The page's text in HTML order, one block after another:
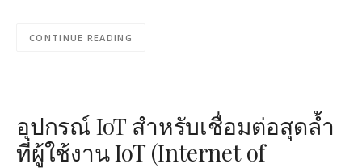
CONTINUE READING
อุปกรณ์ IoT สำหรับเชื่อมต่อสุดล้ำ
ที่ผู้ใช้งาน IoT (Internet of